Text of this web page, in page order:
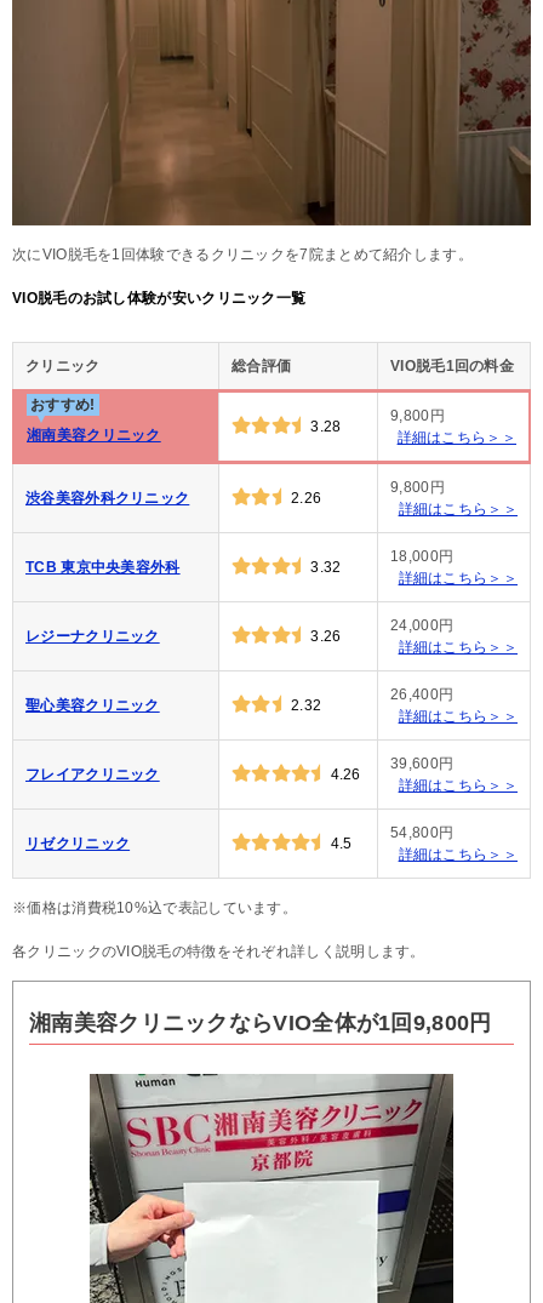
次にVIO脱毛を1回体験できるクリニックを7院まとめて紹介します。
VIO脱毛のお試し体験が安いクリニック一覧
クリニック 総合評価 VIO脱毛1回の料金
おすすめ!
湘南美容クリニック
3.28
9,800円
詳細はこちら＞＞
渋谷美容外科クリニック 2.26
9,800円
詳細はこちら＞＞
TCB 東京中央美容外科 3.32
18,000円
詳細はこちら＞＞
レジーナクリニック 3.26
24,000円
詳細はこちら＞＞
聖心美容クリニック 2.32
26,400円
詳細はこちら＞＞
フレイアクリニック 4.26
39,600円
詳細はこちら＞＞
リゼクリニック 4.5
54,800円
詳細はこちら＞＞
※価格は消費税10%込で表記しています。
各クリニックのVIO脱毛の特徴をそれぞれ詳しく説明します。
湘南美容クリニックならVIO全体が1回9,800円